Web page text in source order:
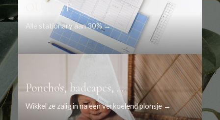
OUTLET
Alle stationary aan 30% →
Poncho's, badcapes, ....
Wikkel ze zalig in na een verkoelend plonsje →